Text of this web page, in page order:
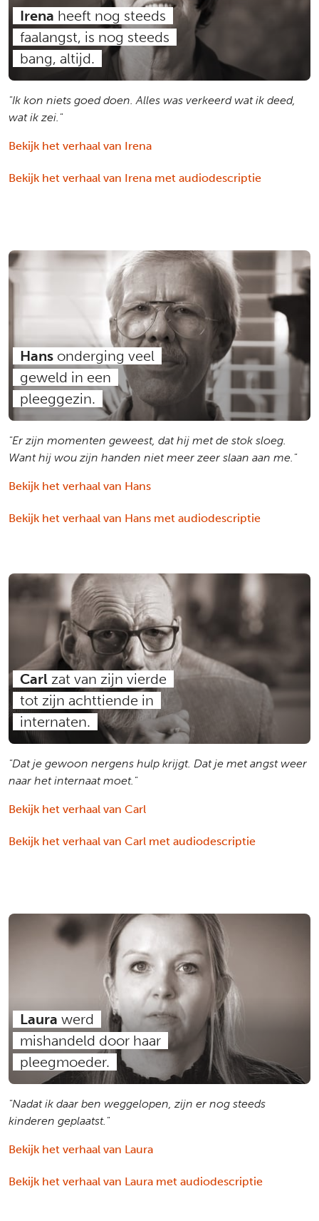
Irena heeft nog steeds
faalangst, is nog steeds
bang, altijd.
"Ik kon niets goed doen. Alles was verkeerd wat ik deed,
wat ik zei."
Bekijk het verhaal van Irena
Bekijk het verhaal van Irena met audiodescriptie
Hans onderging veel
geweld in een
pleeggezin.
"Er zijn momenten geweest, dat hij met de stok sloeg.
Want hij wou zijn handen niet meer zeer slaan aan me."
Bekijk het verhaal van Hans
Bekijk het verhaal van Hans met audiodescriptie
Carl zat van zijn vierde
tot zijn achttiende in
internaten.
"Dat je gewoon nergens hulp krijgt. Dat je met angst weer
naar het internaat moet."
Bekijk het verhaal van Carl
Bekijk het verhaal van Carl met audiodescriptie
Laura werd
mishandeld door haar
pleegmoeder.
"Nadat ik daar ben weggelopen, zijn er nog steeds
kinderen geplaatst."
Bekijk het verhaal van Laura
Bekijk het verhaal van Laura met audiodescriptie